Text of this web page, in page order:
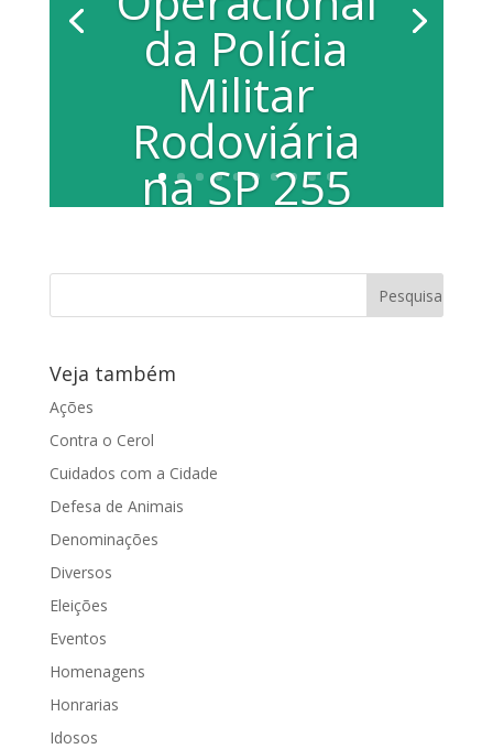
da Polícia
Militar
Rodoviária
na SP 255
Veja também
Ações
Contra o Cerol
Cuidados com a Cidade
Defesa de Animais
Denominações
Diversos
Eleições
Eventos
Homenagens
Honrarias
Idosos